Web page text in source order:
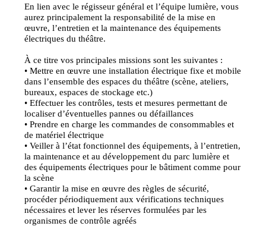
En lien avec le régisseur général et l’équipe lumière, vous
aurez principalement la responsabilité de la mise en
œuvre, l’entretien et la maintenance des équipements
électriques du théâtre.
À ce titre vos principales missions sont les suivantes :
• Mettre en œuvre une installation électrique fixe et mobile
dans l’ensemble des espaces du théâtre (scène, ateliers,
bureaux, espaces de stockage etc.)
• Effectuer les contrôles, tests et mesures permettant de
localiser d’éventuelles pannes ou défaillances
• Prendre en charge les commandes de consommables et
de matériel électrique
• Veiller à l’état fonctionnel des équipements, à l’entretien,
la maintenance et au développement du parc lumière et
des équipements électriques pour le bâtiment comme pour
la scène
• Garantir la mise en œuvre des règles de sécurité,
procéder périodiquement aux vérifications techniques
nécessaires et lever les réserves formulées par les
organismes de contrôle agréés